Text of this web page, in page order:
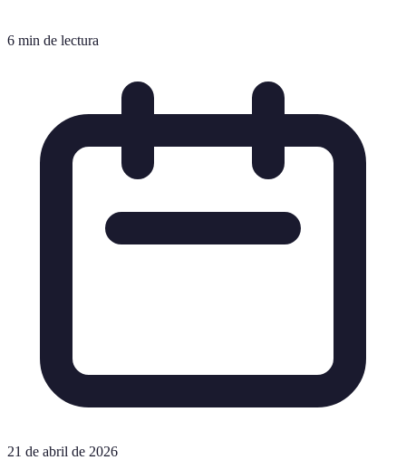
6 min de lectura
21 de abril de 2026